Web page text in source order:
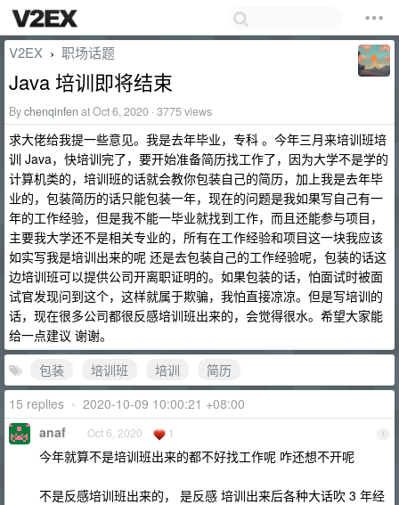
V2EX › 职场话题
Java 培训即将结束
Bychenqinfen at Oct 6, 2020 · 3775 views
求大佬给我提一些意见。我是去年毕业，专科 。今年三月来培训班培
训 Java，快培训完了，要开始准备简历找工作了，因为大学不是学的
计算机类的，培训班的话就会教你包装自己的简历，加上我是去年毕
业的，包装简历的话只能包装一年，现在的问题是我如果写自己有一
年的工作经验，但是我不能一毕业就找到工作，而且还能参与项目，
主要我大学还不是相关专业的，所有在工作经验和项目这一块我应该
如实写我是培训出来的呢 还是去包装自己的工作经验呢，包装的话这
边培训班可以提供公司开离职证明的。如果包装的话，怕面试时被面
试官发现问到这个，这样就属于欺骗，我怕直接凉凉。但是写培训的
话，现在很多公司都很反感培训班出来的，会觉得很水。希望大家能
给一点建议 谢谢。
包装
培训班 培训
简历
15 replies • 2020-10-09 10:00:21 +08:00
1
anaf Oct 6, 2020 1
今年就算不是培训班出来的都不好找工作呢 咋还想不开呢
不是反感培训班出来的， 是反感 培训出来后各种大话吹 3 年经